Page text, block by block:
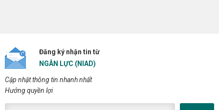
Đăng ký nhận tin từ
NGÂN LỰC (NIAD)
Cập nhật thông tin nhanh nhất
Hưởng quyền lợi